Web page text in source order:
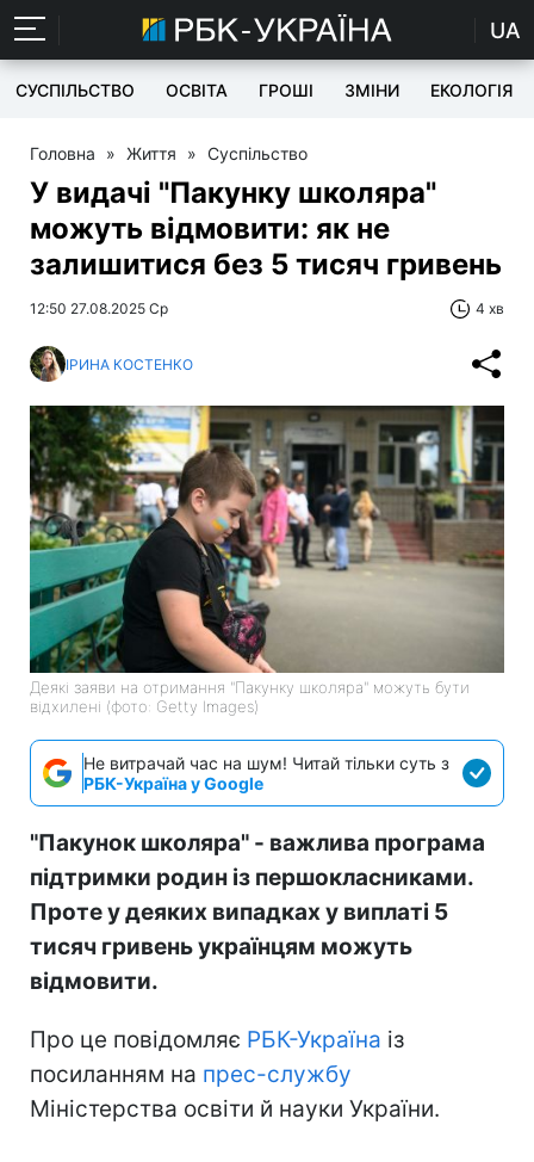
UA
СУСПІЛЬСТВО ОСВІТА ГРОШІ ЗМІНИ ЕКОЛОГІЯ
Головна » Життя » Суспільство
У видачі "Пакунку школяра"
можуть відмовити: як не
залишитися без 5 тисяч гривень
12:50 27.08.2025 Ср 4 хв
ІРИНА КОСТЕНКО
Деякі заяви на отримання "Пакунку школяра" можуть бути
відхилені (фото: Getty Images)
Не витрачай час на шум! Читай тільки суть з
РБК-Україна у Google
"Пакунок школяра" - важлива програма
підтримки родин із першокласниками.
Проте у деяких випадках у виплаті 5
тисяч гривень українцям можуть
відмовити.
Про це повідомляє РБК-Україна із
посиланням на прес-службу
Міністерства освіти й науки України.